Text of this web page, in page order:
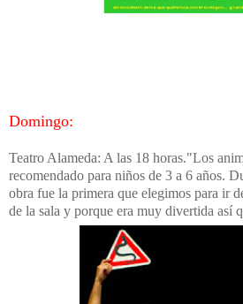
Domingo:
Teatro Alameda: A las 18 horas."Los
recomendado para niños de 3 a 6 años.
obra fue la primera que elegimos para ir
de la sala y porque era muy divertida así